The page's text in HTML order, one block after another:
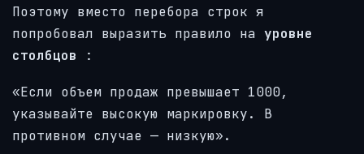
Поэтому вместо перебора строк я
попробовал выразить правило на уровне
столбцов :
«Если объем продаж превышает 1000,
указывайте высокую маркировку. В
противном случае — низкую».